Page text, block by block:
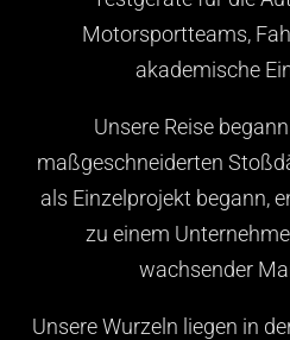
Motorsportteams,
akademische
Unsere Reise
maßgeschneiderten
als Einzelprojekt begann,
zu einem
wachsender
Unsere Wurzeln liegen in